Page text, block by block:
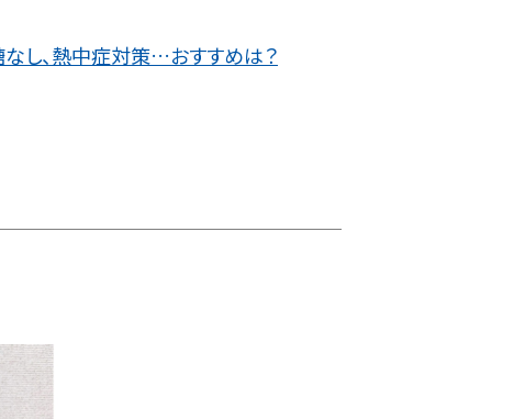
なし、熱中症対策…おすすめは？